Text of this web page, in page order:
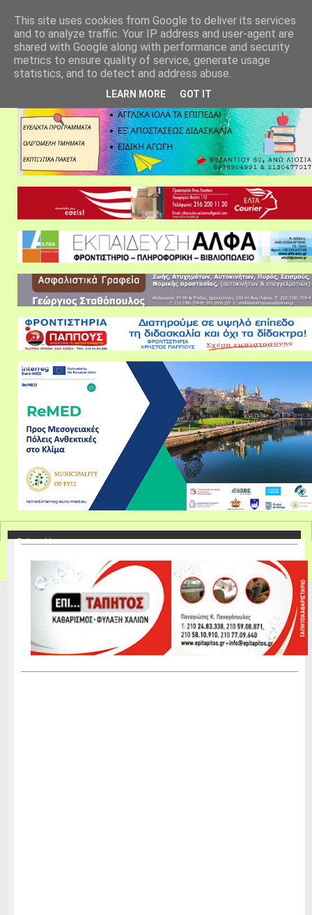
This site uses cookies from Google to deliver its services
and to analyze traffic. Your IP address and user-agent are
shared with Google along with performance and security
metrics to ensure quality of service, generate usage
statistics, and to detect and address abuse.
LEARN MORE GOT IT